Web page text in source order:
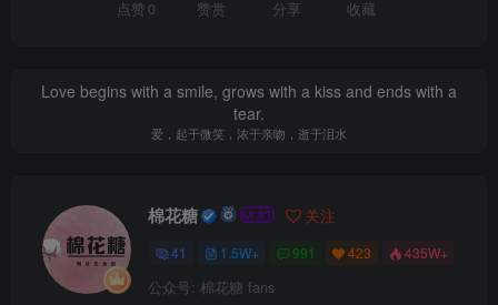
点赞 0 赞赏 分享 收藏
Love begins with a smile, grows with a kiss and ends with a
tear.
爱，起于微笑，浓于亲吻，逝于泪水
棉花糖 关注
41 1.5W+ 991 423 435W+
公众号: 棉花糖 fans